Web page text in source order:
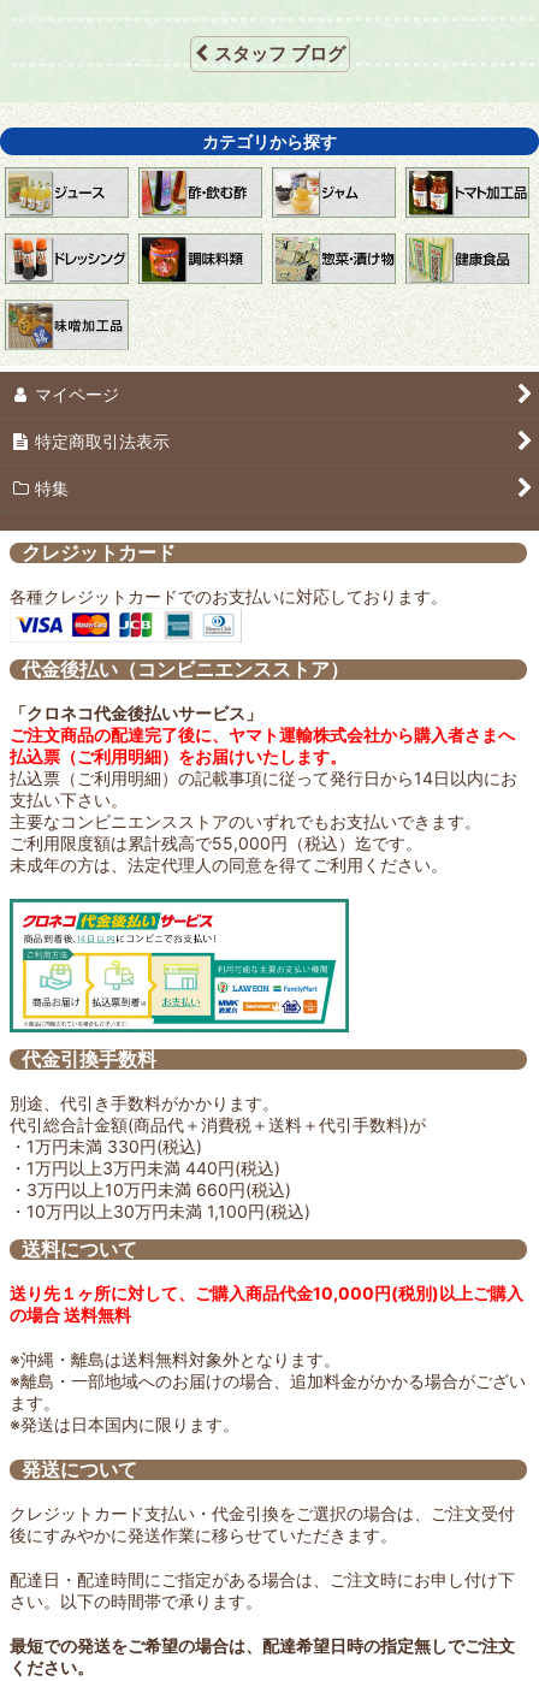
スタッフ ブログ
カテゴリから探す
マイページ
特定商取引法表示
特集
クレジットカード
各種クレジットカードでのお支払いに対応しております。
代金後払い（コンビニエンスストア）
「クロネコ代金後払いサービス」
ご注文商品の配達完了後に、ヤマト運輸株式会社から購入者さまへ
払込票（ご利用明細）をお届けいたします。
払込票（ご利用明細）の記載事項に従って発行日から14日以内にお
支払い下さい。
主要なコンビニエンスストアのいずれでもお支払いできます。
ご利用限度額は累計残高で55,000円（税込）迄です。
未成年の方は、法定代理人の同意を得てご利用ください。
代金引換手数料
別途、代引き手数料がかかります。
代引総合計金額(商品代＋消費税＋送料＋代引手数料)が
・1万円未満 330円(税込)
・1万円以上3万円未満 440円(税込)
・3万円以上10万円未満 660円(税込)
・10万円以上30万円未満 1,100円(税込)
送料について
送り先１ヶ所に対して、ご購入商品代金10,000円(税別)以上ご購入
の場合 送料無料
※沖縄・離島は送料無料対象外となります。
※離島・一部地域へのお届けの場合、追加料金がかかる場合がござい
ます。
※発送は日本国内に限ります。
発送について
クレジットカード支払い・代金引換をご選択の場合は、ご注文受付
後にすみやかに発送作業に移らせていただきます。
配達日・配達時間にご指定がある場合は、ご注文時にお申し付け下
さい。以下の時間帯で承ります。
最短での発送をご希望の場合は、配達希望日時の指定無しでご注文
ください。